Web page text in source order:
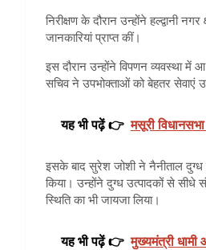
निरीक्षण के दौरान उन्होंने हल्द्वानी
जानकारियां प्राप्त कीं।
इस दौरान उन्होंने विपणन व्यवस्था में
सचिव ने उपभोक्ताओं को बेहतर सेवाएं
यह भी पढ़ें 👉 मसूरी
इसके बाद सुरेश जोशी ने नैनीताल दुग्ध
किया। उन्होंने दुग्ध उत्पादकों से सीधे
स्थिति का भी जायजा लिया।
यह भी पढ़ें 👉 मुख्यमंत्री